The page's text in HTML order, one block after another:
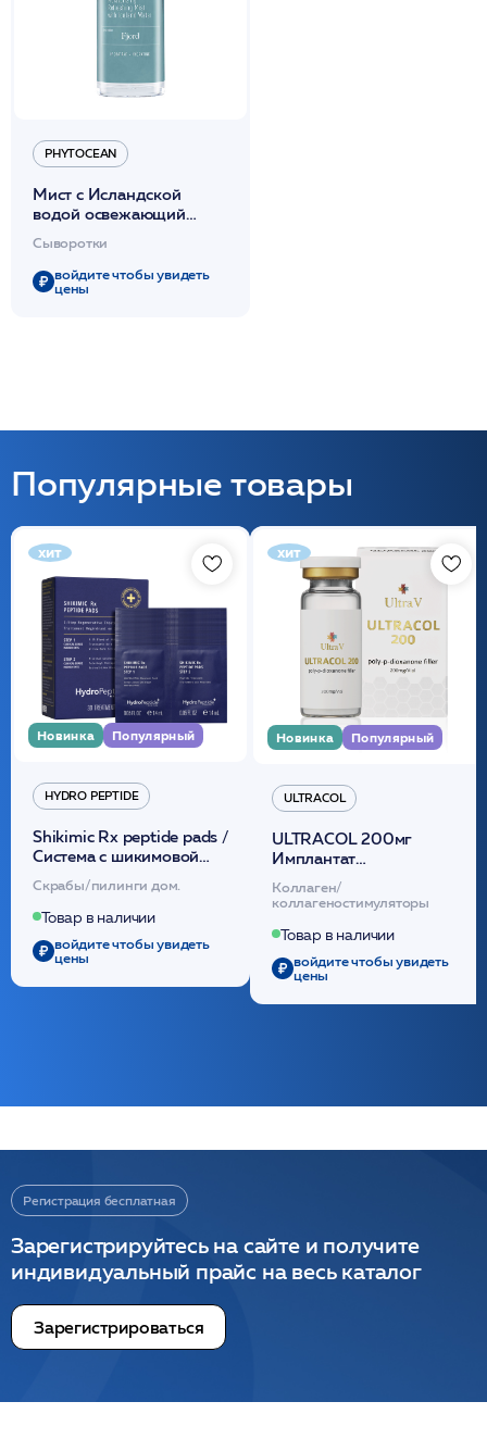
PHYTOCEAN
Мист с Исландской
водой освежающий
/PHYTOCEAN*
Сыворотки
войдите чтобы увидеть
цены
Популярные товары
хит
Новинка Популярный
HYDRO PEPTIDE
Shikimic Rx peptide pads /
Cистема с шикимовой
кислотой обновляющая
(30шт) /HP
Скрабы/пилинги дом.
Товар в наличии
войдите чтобы увидеть
цены
хит
Новинка Популярный
ULTRACOL
ULTRACOL 200мг
Имплантат
внутридермальный,
стерильный на основе
полидиоксанона
/ULTRACOL
Коллаген/
коллагеностимуляторы
Товар в наличии
войдите чтобы увидеть
цены
Регистрация бесплатная
Зарегистрируйтесь на сайте и получите
индивидуальный прайс на весь каталог
Зарегистрироваться